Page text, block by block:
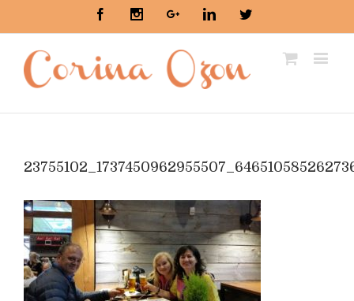
FacebookInstagramGoogle+LinkedinTwitter